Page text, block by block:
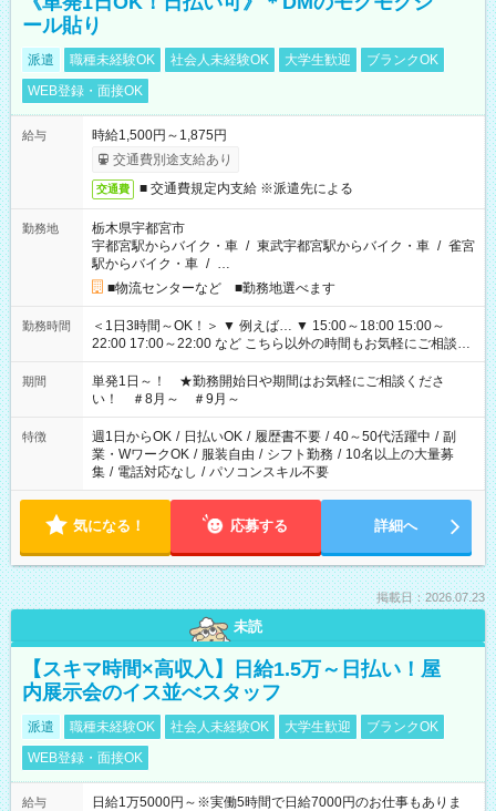
ール貼り
派遣 職種未経験OK 社会人未経験OK 大学生歓迎
ブランクOK
WEB登録・面接OK
給与
時給1,500円～1,875円
交通費別途支給あり
交通費 ■ 交通費規定内支給 ※派遣先による
勤務地
栃木県宇都宮市
宇都宮駅からバイク・車 / 東武宇都宮駅からバイク・車 / 雀宮
駅からバイク・車 / …
■物流センターなど ■勤務地選べます
勤務時間
＜1日3時間～OK！＞ ▼ 例えば… ▼ 15:00～18:00 15:00～
22:00 17:00～22:00 など こちら以外の時間もお気軽にご相談く
ださい！
期間
単発1日～！ ★勤務開始日や期間はお気軽にご相談くださ
い！ ＃8月～ ＃9月～
特徴 週1日からOK / 日払いOK / 履歴書不要 / 40～50代活躍中 / 副
業・WワークOK / 服装自由 / シフト勤務 / 10名以上の大量募
集 / 電話対応なし / パソコンスキル不要
気になる！ 応募する 詳細へ
掲載日：2026.07.23
未読
【スキマ時間×高収入】日給1.5万～日払い！屋
内展示会のイス並べスタッフ
派遣 職種未経験OK 社会人未経験OK 大学生歓迎
ブランクOK
WEB登録・面接OK
給与
日給1万5000円～※実働5時間で日給7000円のお仕事もありま